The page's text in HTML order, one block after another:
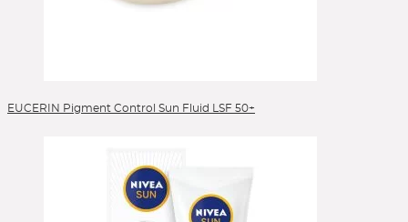
EUCERIN Pigment Control Sun Fluid LSF 50+